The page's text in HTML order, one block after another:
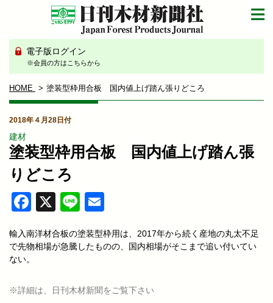
電子版ログイン
※会員の方はこちらから
HOME 塗装型枠用合板 国内値上げ踏ん張りどころ
2018年４月28日付
建材
塗装型枠用合板 国内値上げ踏ん張
りどころ
Facebook
X Line
輸入南洋材合板の塗装型枠用は、2017年から続く産地の丸太不足
で先物相場が急騰したものの、国内相場がそこまで追い付いてい
ない。
※詳細は、日刊木材新聞をご覧下さい